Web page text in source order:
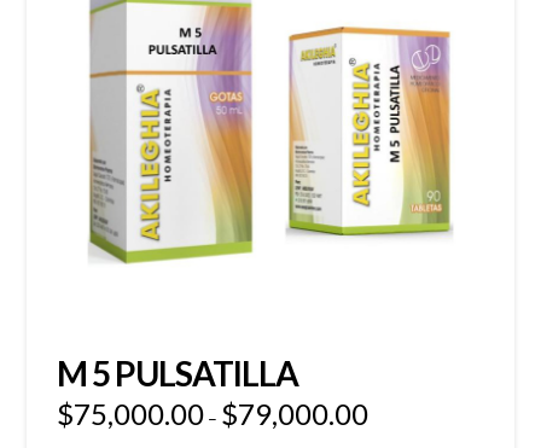
M 5 PULSATILLA
$75,000.00 – $79,000.00